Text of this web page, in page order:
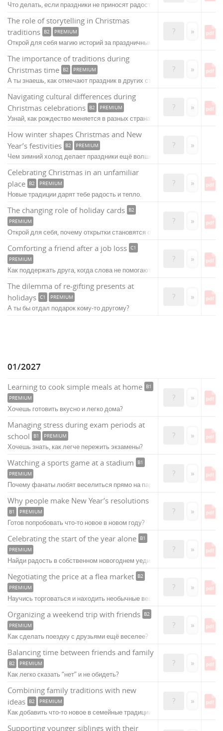
Что делать, если праздники не приносят радости?
The role of storytelling in Christmas
traditions
B2 PREMIUM
Открой для себя магию историй за праздничным столом!
? »
The importance of traditions during
Christmas time
B2 PREMIUM
А ты знаешь, как отмечают праздник в других странах?
? »
Navigating cultural differences during
Christmas celebrations
B2 PREMIUM
Узнай, как рождество меняется в разных странах!
? »
How winter shapes Christmas and New
Year’s festivities
B2 PREMIUM
Чем зимний холод делает праздники ещё волшебнее?
? »
Celebrating Christmas in an unfamiliar
place
B2 PREMIUM
Новые традиции дарят тебе радость и тепло.
? »
The changing role of holiday cards
B2
PREMIUM
Открой для себя, почему открытки становятся особенными.
? »
Comforting a friend after a job loss C1
PREMIUM
Как поддержать друга, когда слова не помогают?
? »
The dilemma of re-gifting presents at
holidays C1 PREMIUM
А ты бы отдал подарок кому-то другому?
? »
01/2027
Learning to cook simple meals at home
B1
PREMIUM
Хочешь готовить вкусно и легко дома?
? »
Managing stress during exam periods at
school
B1 PREMIUM
Хочешь знать, как легче пережить экзамены?
? »
Watching a sports game at a stadium
B1
PREMIUM
Почему фанаты любят веселиться прямо на парковке?
? »
Why people make New Year’s resolutions
B1 PREMIUM
Готов попробовать что-то новое в новом году?
? »
Celebrating the start of the year alone
B1
PREMIUM
Найди радость в собственном новогоднем уединении!
? »
Negotiating the price at a flea market
B2
PREMIUM
Научись торговаться и находить необычные вещи!
? »
Organizing a weekend trip with friends
B2
PREMIUM
Как сделать поездку с друзьями ещё веселее?
? »
Balancing time between friends and family
B2 PREMIUM
Как легко сказать “нет” и не обидеть?
? »
Combining family traditions with new
ideas
B2 PREMIUM
Как добавить что-то новое в семейные традиции?
? »
Supporting younger siblings with their